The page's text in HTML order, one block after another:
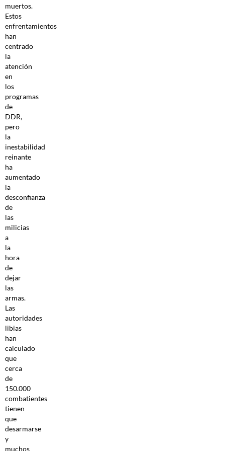
muertos.
Estos
enfrentamientos
han
centrado
la
atención
en
los
programas
de
DDR,
pero
la
inestabilidad
reinante
ha
aumentado
la
desconfianza
de
las
milicias
a
la
hora
de
dejar
las
armas.
Las
autoridades
libias
han
calculado
que
cerca
de
150.000
combatientes
tienen
que
desarmarse
y
muchos